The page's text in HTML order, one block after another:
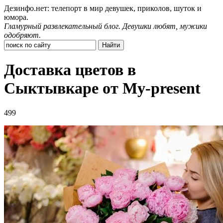
Дезинфо.нет: телепорт в мир девушек, приколов, шуток и
юмора.
Гламурный развлекательный блог. Девушки любят, мужики
одобряют.
Доставка цветов в
Сыктывкаре от My-present
499